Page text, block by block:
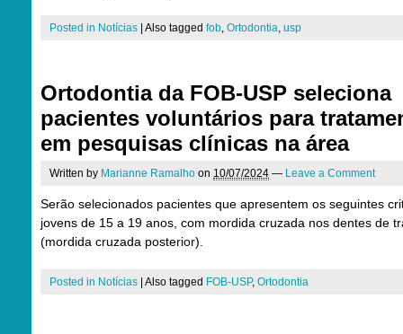
Posted in Notícias Also tagged fob, Ortodontia, usp
Ortodontia da FOB-USP seleciona
pacientes voluntários para
em pesquisas clínicas na área
Written by Marianne Ramalho on 10/07/2024 — Leave a Comment
Serão selecionados pacientes que apresentem os seguintes
jovens de 15 a 19 anos, com mordida cruzada nos dentes de
(mordida cruzada posterior).
Posted in Notícias Also tagged FOB-USP, Ortodontia